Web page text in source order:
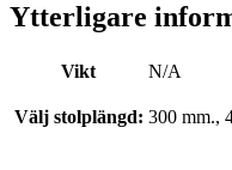
Ytterligare
Vikt N/A
Välj stolplängd: 300 mm.,